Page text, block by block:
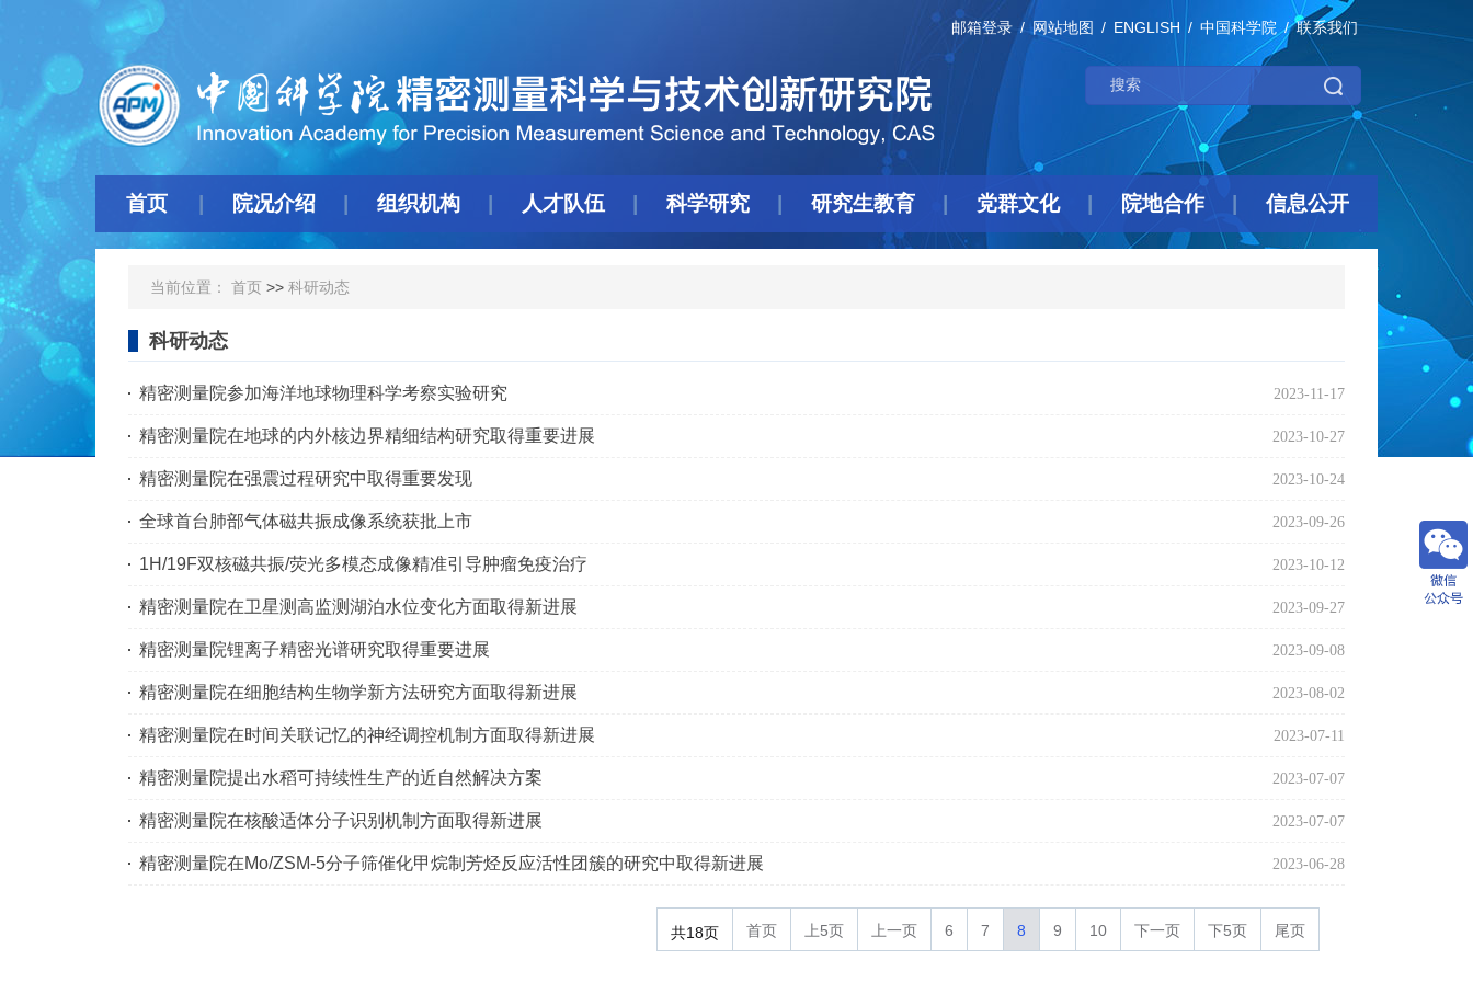
邮箱登录 网站地图 ENGLISH 中国科学院 联系我们
首页 院况介绍 组织机构 人才队伍 科学研究 研究生教育 党群文化 院地合作 信息公开
当前位置： 首页 >> 科研动态
科研动态
精密测量院参加海洋地球物理科学考察实验研究 2023-11-17
精密测量院在地球的内外核边界精细结构研究取得重要进展 2023-10-27
精密测量院在强震过程研究中取得重要发现 2023-10-24
全球首台肺部气体磁共振成像系统获批上市 2023-09-26
1H/19F双核磁共振/荧光多模态成像精准引导肿瘤免疫治疗 2023-10-12
精密测量院在卫星测高监测湖泊水位变化方面取得新进展 2023-09-27
精密测量院锂离子精密光谱研究取得重要进展 2023-09-08
精密测量院在细胞结构生物学新方法研究方面取得新进展 2023-08-02
精密测量院在时间关联记忆的神经调控机制方面取得新进展 2023-07-11
精密测量院提出水稻可持续性生产的近自然解决方案 2023-07-07
精密测量院在核酸适体分子识别机制方面取得新进展 2023-07-07
精密测量院在Mo/ZSM-5分子筛催化甲烷制芳烃反应活性团簇的研究中取得新进展 2023-06-28
共18页 首页 上5页 上一页 6 7 8 9 10 下一页 下5页 尾页